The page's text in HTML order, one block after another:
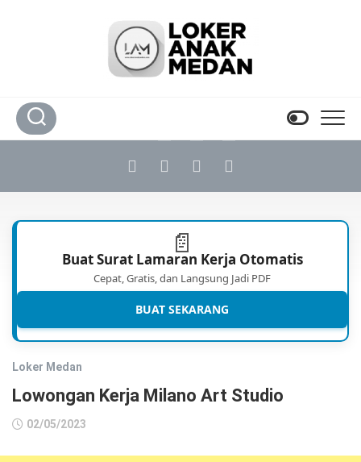
📄
Buat Surat Lamaran Kerja Otomatis
Cepat, Gratis, dan Langsung Jadi PDF
BUAT SEKARANG
Loker Medan
Lowongan Kerja Milano Art Studio
02/05/2023